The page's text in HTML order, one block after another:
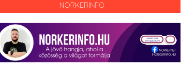
NORKERINFO